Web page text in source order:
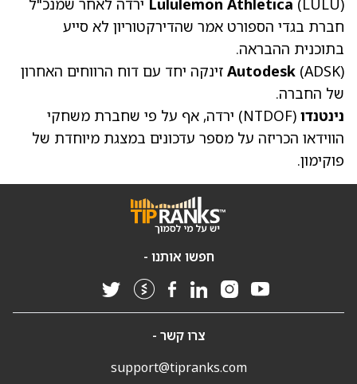
חברת בגדי הספורט אמר שהדירקטוריון לא סייע
בתוכנית ההבראה.
Autodesk (ADSK)
זינקה יחד עם דוח הרווחים האחרון
של החברה.
נינטנדו (NTDOF)
ירדה, אף על פי שחברת משחקי
הווידאו הכריזה על מספר עדכונים במצגת מיוחדת של
פוקימון.
חפשו אותנו -
צרו קשר -
support@tipranks.com